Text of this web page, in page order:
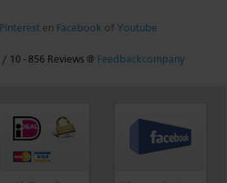
Pinterest en Facebook of Youtube
/ 10 -856 Reviews @ Feedbackcompany